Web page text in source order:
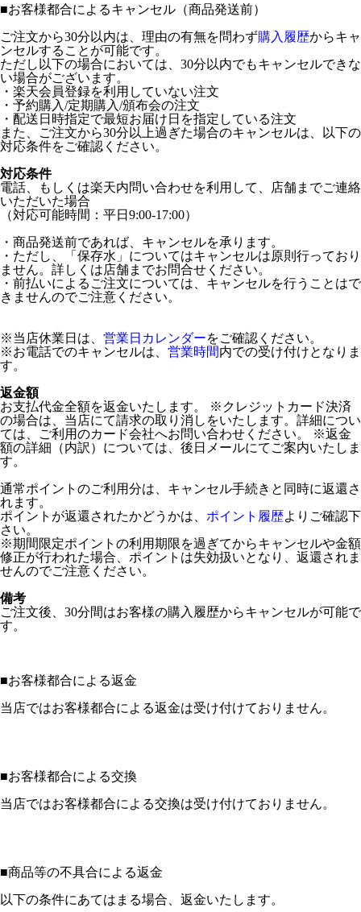
■お客様都合によるキャンセル（商品発送前）
ご注文から30分以内は、理由の有無を問わず購入履歴からキャ
ンセルすることが可能です。
ただし以下の場合においては、30分以内でもキャンセルできな
い場合がございます。
・楽天会員登録を利用していない注文
・予約購入/定期購入/頒布会の注文
・配送日時指定で最短お届け日を指定している注文
また、ご注文から30分以上過ぎた場合のキャンセルは、以下の
対応条件をご確認ください。
対応条件
電話、もしくは楽天内問い合わせを利用して、店舗までご連絡
いただいた場合
（対応可能時間：平日9:00-17:00）
・商品発送前であれば、キャンセルを承ります。
・ただし、「保存水」についてはキャンセルは原則行っており
ません。詳しくは店舗までお問合せください。
・前払いによるご注文については、キャンセルを行うことはで
きませんのでご注意ください。
※当店休業日は、 営業日カレンダーをご確認ください。
※お電話でのキャンセルは、 営業時間内での受け付けとなりま
す。
返金額
お支払代金全額を返金いたします。 ※クレジットカード決済
の場合は、当店にて請求の取り消しをいたします。詳細につい
ては、ご利用のカード会社へお問い合わせください。 ※返金
額の詳細（内訳）については、後日メールにてご案内いたしま
す。
通常ポイントのご利用分は、キャンセル手続きと同時に返還さ
れます。
ポイントが返還されたかどうかは、 ポイント履歴よりご確認下
さい。
※期間限定ポイントの利用期限を過ぎてからキャンセルや金額
修正が行われた場合、ポイントは失効扱いとなり、返還されま
せんのでご注意ください。
備考
ご注文後、30分間はお客様の購入履歴からキャンセルが可能で
す。
■お客様都合による返金
当店ではお客様都合による返金は受け付けておりません。
■お客様都合による交換
当店ではお客様都合による交換は受け付けておりません。
■商品等の不具合による返金
以下の条件にあてはまる場合、返金いたします。